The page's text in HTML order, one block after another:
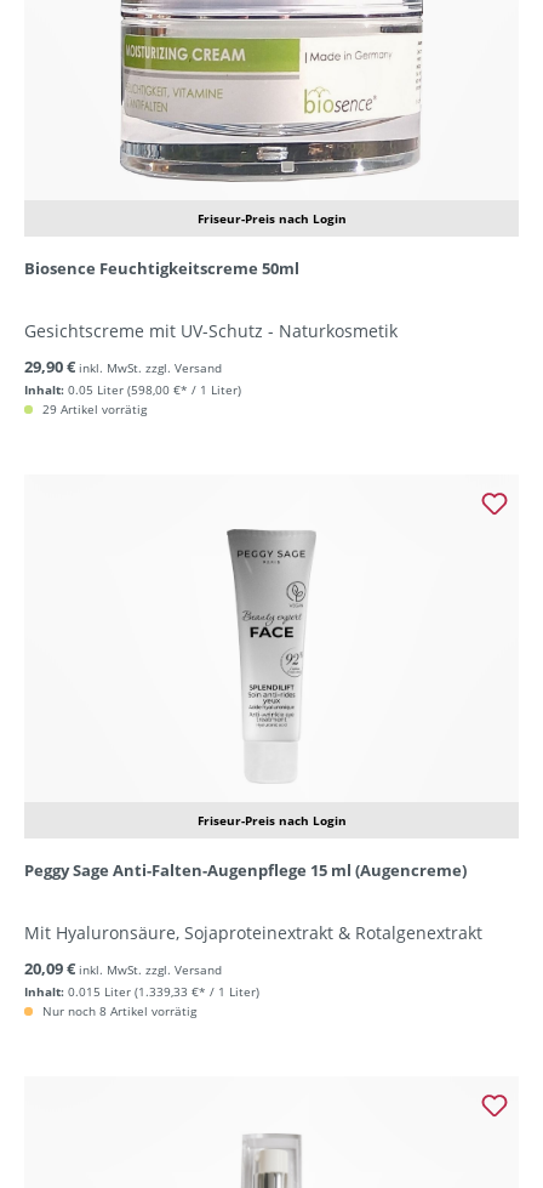
Friseur-Preis nach Login
Biosence Feuchtigkeitscreme 50ml
Gesichtscreme mit UV-Schutz - Naturkosmetik
Inhalt: 0.05 Liter (598,00 €* / 1 Liter)
29,90 € inkl. MwSt. zzgl. Versand
29 Artikel vorrätig
Friseur-Preis nach Login
Peggy Sage Anti-Falten-Augenpflege 15 ml (Augencreme)
Mit Hyaluronsäure, Sojaproteinextrakt & Rotalgenextrakt
Inhalt: 0.015 Liter (1.339,33 €* / 1 Liter)
20,09 € inkl. MwSt. zzgl. Versand
Nur noch 8 Artikel vorrätig